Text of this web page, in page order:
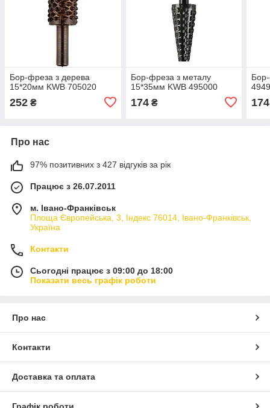
Бор-фреза з дерева
15*20мм KWB 705020
252 ₴
Бор-фреза з металу
15*35мм KWB 495000
174₴ 174
Про нас
97% позитивних з 427 відгуків за рік
Працює з 26.07.2011
м. Івано-Франківськ
Площа Європейська, 3, Індекс 76014, Івано-Франківськ,
Україна
Контакти
Сьогодні працює з 09:00 до 18:00
Показати весь графік роботи
Про нас
Контакти
Доставка та оплата